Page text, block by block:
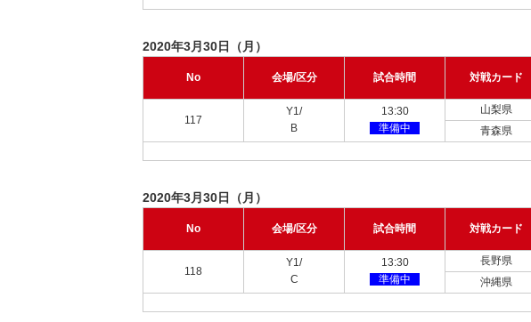
2020年3月30日（月）
No 会場/区分 試合時間 対戦カード
117
Y1/
B
13:30
準備中
山梨県
青森県
2020年3月30日（月）
No 会場/区分 試合時間 対戦カード
118
Y1/
C
13:30
準備中
長野県
沖縄県